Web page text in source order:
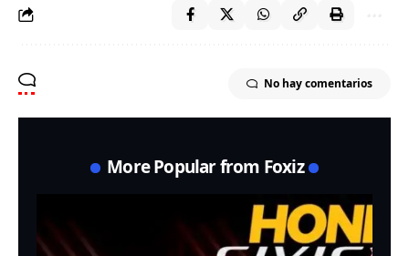
No hay comentarios
More Popular from Foxiz